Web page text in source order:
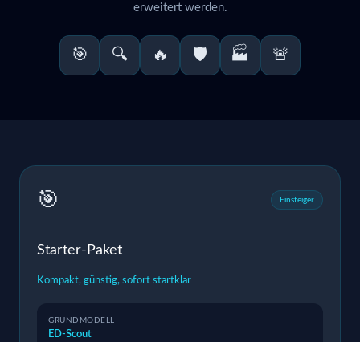
erweitert werden.
🎯 🔍 🔥 🛡️ 🏭 🚨
🎯 Einsteiger
Starter-Paket
Kompakt, günstig, sofort startklar
GRUNDMODELL
ED-Scout